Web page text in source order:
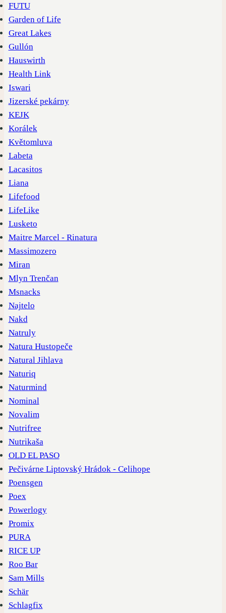
FUTU
Garden of Life
Great Lakes
Gullón
Hauswirth
Health Link
Iswari
Jizerské pekárny
KEJK
Korálek
Květomluva
Labeta
Lacasitos
Liana
Lifefood
LifeLike
Lusketo
Maitre Marcel - Rinatura
Massimozero
Miran
Mlyn Trenčan
Msnacks
Najtelo
Nakd
Natruly
Natura Hustopeče
Natural Jihlava
Naturiq
Naturmind
Nominal
Novalim
Nutrifree
Nutrikaša
OLD EL PASO
Pečivárne Liptovský Hrádok - Celihope
Poensgen
Poex
Powerlogy
Promix
PURA
RICE UP
Roo Bar
Sam Mills
Schär
Schlagfix